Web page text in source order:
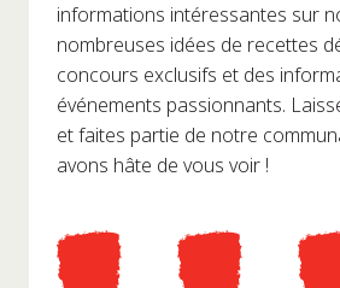
informations intéressantes sur
nombreuses idées de recettes
concours exclusifs et des
événements passionnants.
et faites partie de notre
avons hâte de vous voir !